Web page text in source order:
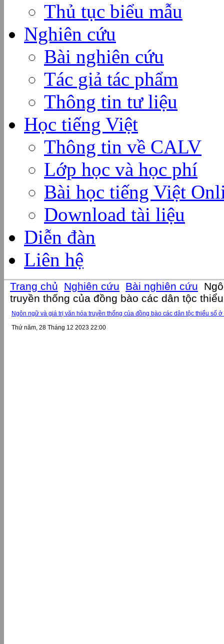
Thủ tục biểu mẫu
Nghiên cứu
Bài nghiên cứu
Tác giả tác phẩm
Thông tin tư liệu
Học tiếng Việt
Thông tin về CALV
Lớp học và học phí
Bài học tiếng Việt
Download tài liệu
Diễn đàn
Liên hệ
Trang chủ Nghiên cứu Bài nghiên cứu
truyền thống của đồng bào các dân tộc
Ngôn ngữ và giá trị văn hóa truyền thống của đồng bào các dân tộc thiểu số
Thứ năm, 28 Tháng 12 2023 22:00